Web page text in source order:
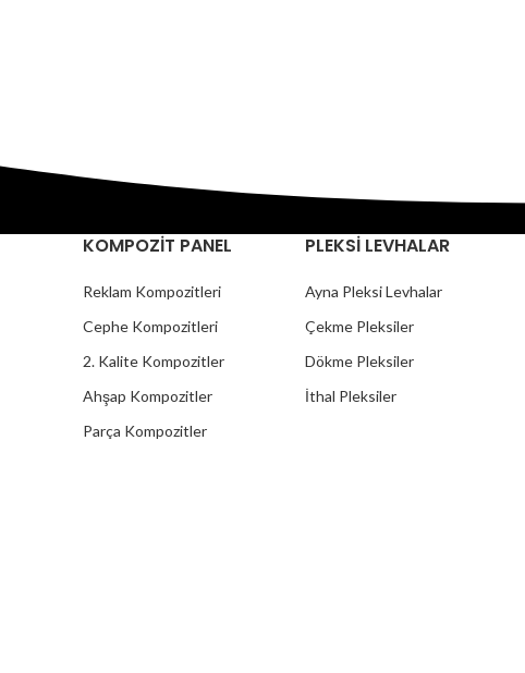
KOMPOZİT PANEL
Reklam Kompozitleri
Cephe Kompozitleri
2. Kalite Kompozitler
Ahşap Kompozitler
Parça Kompozitler
PLEKSİ LEVHALAR
Ayna Pleksi Levhalar
Çekme Pleksiler
Dökme Pleksiler
İthal Pleksiler